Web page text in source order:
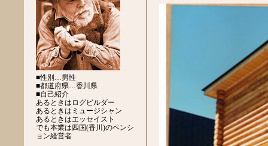
■性別…男性
■都道府県…香川県
■自己紹介
あるときはログビルダー
あるときはミュージシャン
あるときはエッセイスト
でも本業は四国(香川)のペンシ
ョン経営者